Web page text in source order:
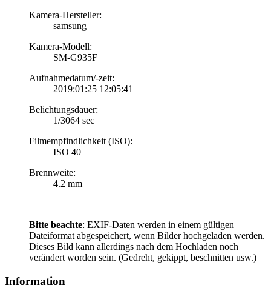
Kamera-Hersteller:
samsung
Kamera-Modell:
SM-G935F
Aufnahmedatum/-zeit:
2019:01:25 12:05:41
Belichtungsdauer:
1/3064 sec
Filmempfindlichkeit (ISO):
ISO 40
Brennweite:
4.2 mm
Bitte beachte: EXIF-Daten werden in einem gültigen
Dateiformat abgespeichert, wenn Bilder hochgeladen werden.
Dieses Bild kann allerdings nach dem Hochladen noch
verändert worden sein. (Gedreht, gekippt, beschnitten usw.)
Information